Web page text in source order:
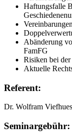
Haftungsfalle
Abänderung
FamFG
Risiken bei
Aktuelle
Referent:
Dr. Wolfram
Seminargebühr: